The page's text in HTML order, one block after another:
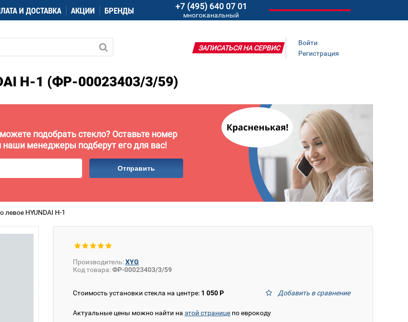
И ДОСТАВКА АКЦИИ БРЕНДЫ +7 (495) 640 07 01
многоканальный
Войти
Регистрация
ЗАПИСАТЬСЯ НА СЕРВИС
H-1 (ФР-00023403/3/59)
подобрать стекло? Оставьте номер
наши менеджеры подберут его для вас!
Отправить
левое HYUNDAI H-1
Производитель:XYG
Код товара:ФР-00023403/3/59
Добавить в сравнение
Стоимость установки стекла на центре: 1 050 Р
Актуальные цены можно найти на этой странице по еврокоду